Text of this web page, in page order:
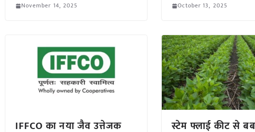
November 14, 2025 October 13, 2025
IFFCO का नया जैव उत्तेजक स्टेम फ्लाई कीट से